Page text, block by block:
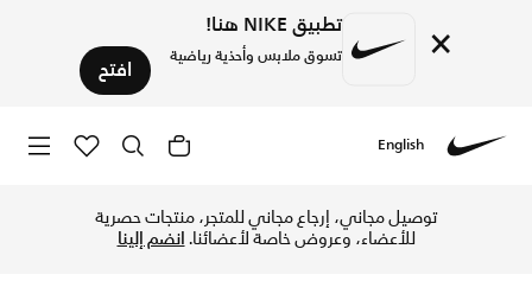
× تطبيق NIKE هنا!
تسوق ملابس وأحذية رياضية افتح
English
توصيل مجاني، إرجاع مجاني للمتجر، منتجات حصرية
للأعضاء، وعروض خاصة لأعضائنا.انضم إلينا